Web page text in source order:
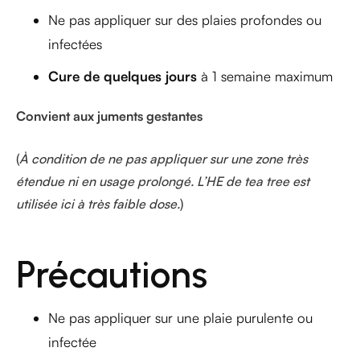
Ne pas appliquer sur des plaies profondes ou
infectées
Cure de quelques jours à 1 semaine maximum
Convient aux juments gestantes
(À condition de ne pas appliquer sur une zone très
étendue ni en usage prolongé. L’HE de tea tree est
utilisée ici à très faible dose.)
Précautions
Ne pas appliquer sur une plaie purulente ou
infectée